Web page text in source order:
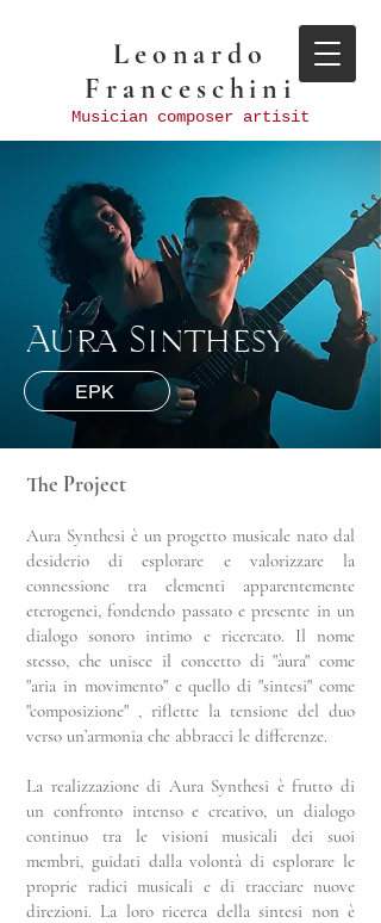
Leonardo
Franceschini
Musician composer artisit
Aura Sinthesy
EPK
The Project
Aura Synthesi è un progetto musicale nato dal
desiderio di esplorare e valorizzare la
connessione tra elementi apparentemente
eterogenei, fondendo passato e presente in un
dialogo sonoro intimo e ricercato. Il nome
stesso, che unisce il concetto di "àura" come
"aria in movimento" e quello di "sintesi" come
"composizione" , riflette la tensione del duo
verso un’armonia che abbracci le differenze.
La realizzazione di Aura Synthesi è frutto di
un confronto intenso e creativo, un dialogo
continuo tra le visioni musicali dei suoi
membri, guidati dalla volontà di esplorare le
proprie radici musicali e di tracciare nuove
direzioni. La loro ricerca della sintesi non è